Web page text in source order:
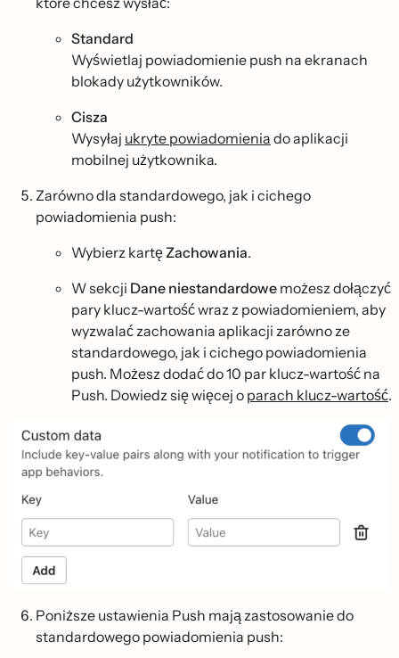
Standard
Wyświetlaj powiadomienie push na ekranach
blokady użytkowników.
Cisza
Wysyłaj ukryte powiadomienia do aplikacji
mobilnej użytkownika.
Zarówno dla standardowego, jak i cichego
powiadomienia push:
Wybierz kartęZachowania.
W sekcji Dane niestandardowe możesz dołączyć
pary klucz-wartość wraz z powiadomieniem, aby
wyzwalać zachowania aplikacji zarówno ze
standardowego, jak i cichego powiadomienia
push. Możesz dodać do 10 par klucz-wartość na
Push. Dowiedz się więcej o parach klucz-wartość.
Poniższe ustawienia Push mają zastosowanie do
standardowego powiadomienia push: